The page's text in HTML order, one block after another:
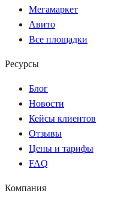
Мегамаркет
Авито
Все площадки
Ресурсы
Блог
Новости
Кейсы клиентов
Отзывы
Цены и тарифы
FAQ
Компания